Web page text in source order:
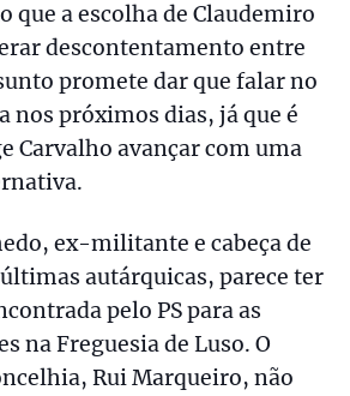
que a escolha de Claudemiro
descontentamento entre
promete dar que falar no
nos próximos dias, já que é
Carvalho avançar com uma
ex-militante e cabeça de
autárquicas, parece ter
pelo PS para as
na Freguesia de Luso. O
Rui Marqueiro, não